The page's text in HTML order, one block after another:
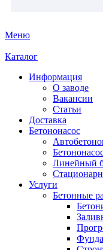
Меню
Каталог
Информация
О заводе
Вакансии
Статьи
Доставка
Бетононасос
Линейный
Услуги
Бетонные